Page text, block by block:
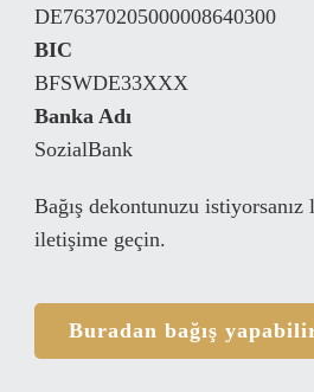
DE76370205000008640300
BIC
BFSWDE33XXX
Banka Adı
SozialBank
Bağış dekontunuzu
iletişime geçin.
Buradan bağış